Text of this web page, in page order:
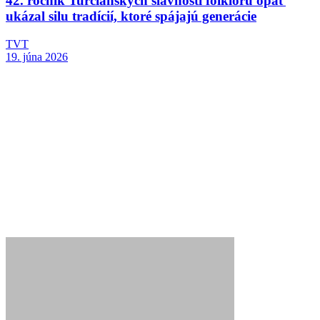
ukázal silu tradícií, ktoré spájajú generácie
TVT
19. júna 2026